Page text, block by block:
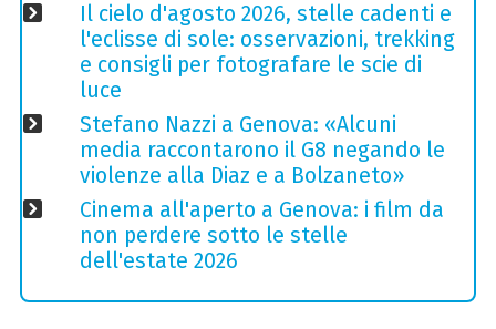
Il cielo d'agosto 2026, stelle cadenti e
l'eclisse di sole: osservazioni, trekking
e consigli per fotografare le scie di
luce
Stefano Nazzi a Genova: «Alcuni
media raccontarono il G8 negando le
violenze alla Diaz e a Bolzaneto»
Cinema all'aperto a Genova: i film da
non perdere sotto le stelle
dell'estate 2026